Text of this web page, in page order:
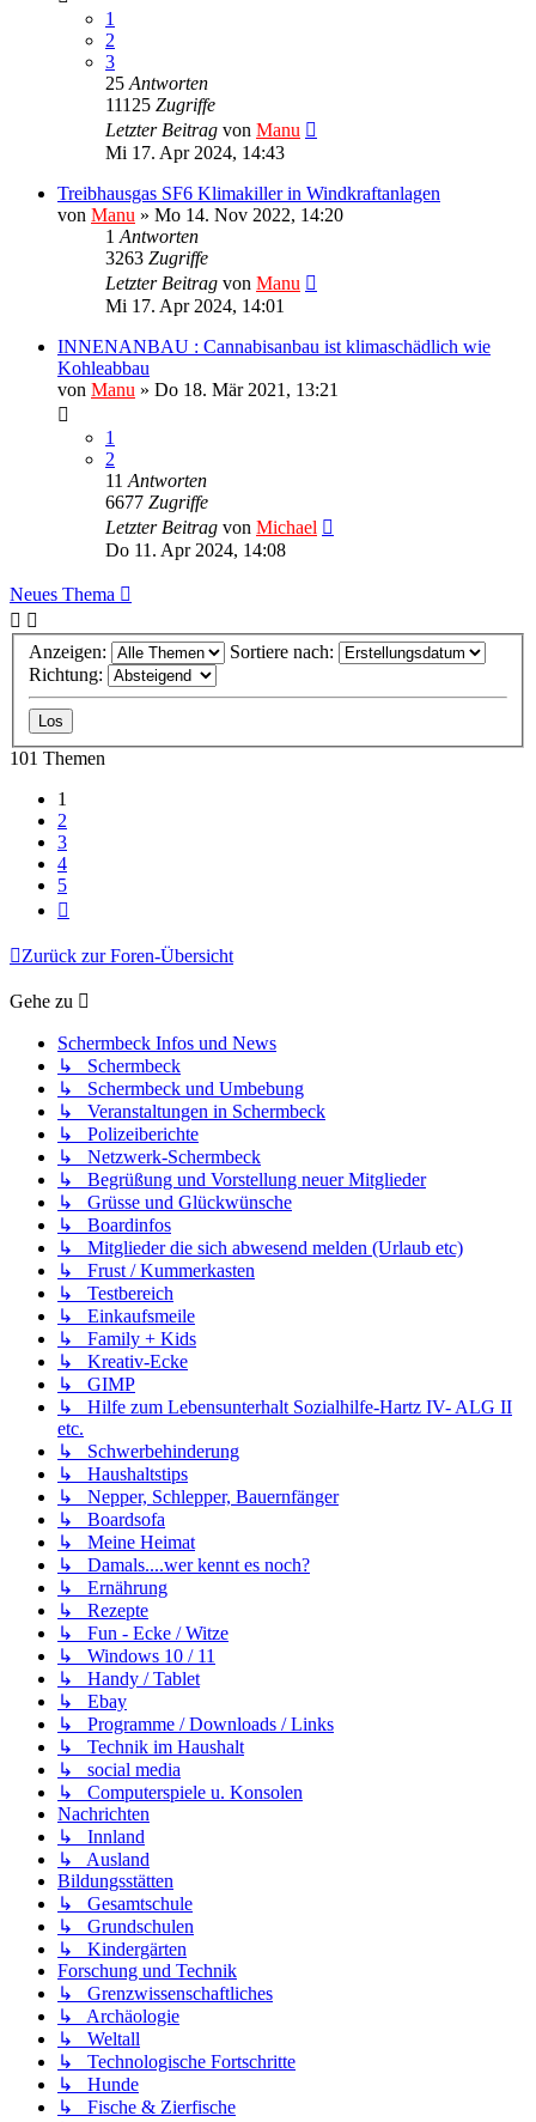
1
2
3
25 Antworten
11125 Zugriffe
Letzter Beitrag von Manu
Mi 17. Apr 2024, 14:43
Treibhausgas SF6 Klimakiller in Windkraftanlagen
von Manu » Mo 14. Nov 2022, 14:20
1 Antworten
3263 Zugriffe
Letzter Beitrag von Manu
Mi 17. Apr 2024, 14:01
INNENANBAU : Cannabisanbau ist klimaschädlich wie
Kohleabbau
von Manu » Do 18. Mär 2021, 13:21
1
2
11 Antworten
6677 Zugriffe
Letzter Beitrag von Michael
Do 11. Apr 2024, 14:08
Neues Thema
Anzeigen:
Sortiere nach:
Richtung:
101 Themen
1
2
3
4
5
Zurück zur Foren-Übersicht
Gehe zu
Schermbeck Infos und News
↳ Schermbeck
↳ Schermbeck und Umbebung
↳ Veranstaltungen in Schermbeck
↳ Polizeiberichte
↳ Netzwerk-Schermbeck
↳ Begrüßung und Vorstellung neuer Mitglieder
↳ Grüsse und Glückwünsche
↳ Boardinfos
↳ Mitglieder die sich abwesend melden (Urlaub etc)
↳ Frust / Kummerkasten
↳ Testbereich
↳ Einkaufsmeile
↳ Family + Kids
↳ Kreativ-Ecke
↳ GIMP
↳ Hilfe zum Lebensunterhalt Sozialhilfe-Hartz IV- ALG II
etc.
↳ Schwerbehinderung
↳ Haushaltstips
↳ Nepper, Schlepper, Bauernfänger
↳ Boardsofa
↳ Meine Heimat
↳ Damals....wer kennt es noch?
↳ Ernährung
↳ Rezepte
↳ Fun - Ecke / Witze
↳ Windows 10 / 11
↳ Handy / Tablet
↳ Ebay
↳ Programme / Downloads / Links
↳ Technik im Haushalt
↳ social media
↳ Computerspiele u. Konsolen
Nachrichten
↳ Innland
↳ Ausland
Bildungsstätten
↳ Gesamtschule
↳ Grundschulen
↳ Kindergärten
Forschung und Technik
↳ Grenzwissenschaftliches
↳ Archäologie
↳ Weltall
↳ Technologische Fortschritte
↳ Hunde
↳ Fische & Zierfische